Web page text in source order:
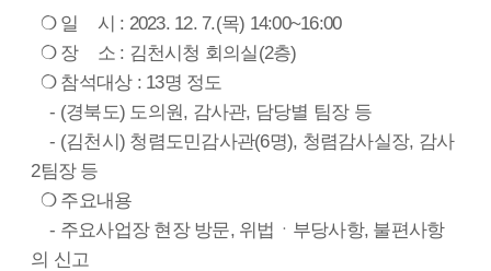
❍ 일 시 : 2023. 12. 7.(목) 14:00~16:00
❍ 장 소 : 김천시청 회의실(2층)
❍ 참석대상 : 13명 정도
- (경북도) 도의원, 감사관, 담당별 팀장 등
- (김천시) 청렴도민감사관(6명), 청렴감사실장, 감사
2팀장 등
❍ 주요내용
- 주요사업장 현장 방문, 위법ㆍ부당사항, 불편사항
의 신고